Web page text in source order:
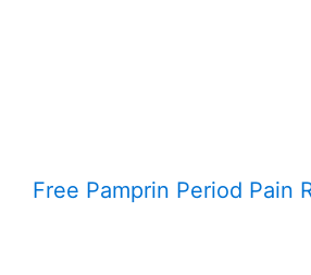
Free Pamprin Period Pain